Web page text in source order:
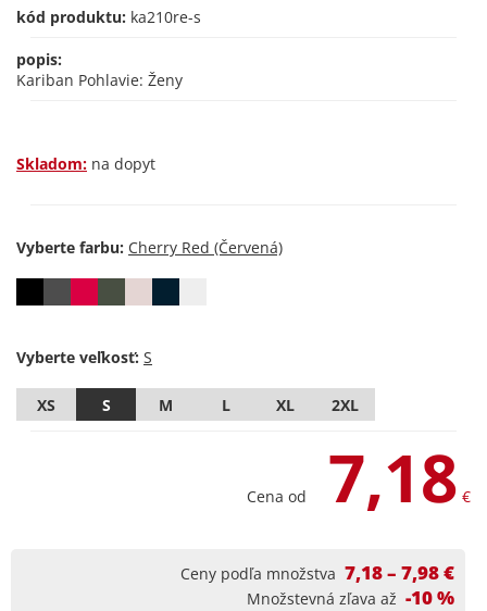
kód produktu: ka210re-s
popis:
Kariban Pohlavie: Ženy
Skladom: na dopyt
Vyberte farbu:
Vyberte veľkosť:
XS S M L XL 2XL
Cena od 7,18 €
Ceny podľa množstva 7,18 – 7,98 €
Množstevná zľava až -10 %